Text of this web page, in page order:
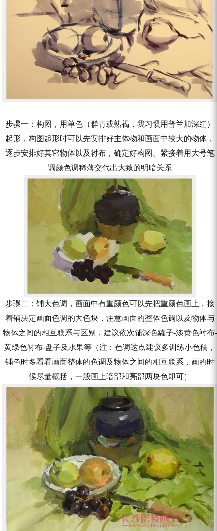
步骤一：构图，用单色（群青或熟褐，我习惯用普兰加深红）
起形，构图起形时可以先安排好主体物和画面中较大的物体，
逐步安排好其它物体以及衬布，确定好构图。紧接着用大号笔
调颜色调稀薄交代出大致的明暗关系
步骤二：铺大色调，画面中有重颜色可以先把重颜色画上，接
着铺决定画面色调的大色块，注意画面的整体色调以及物体与
物体之间的相互联系与区别，建议依次铺深色罐子-淡黄色衬布-
黄绿色衬布-盘子及水果等（注：色调这点建议多训练小色稿，
铺色时多看看画面整体的色调及物体之间的相互联系，画的时
候尽量概括，一般画上暗部和亮部两块色即可）